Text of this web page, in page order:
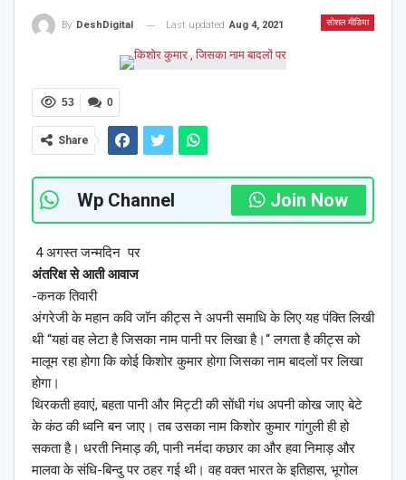
सोशल मीडिया
By DeshDigital Last updated Aug 4, 2021
0
53
Share
Wp Channel Join Now
4 अगस्त जन्मदिन पर
अंतरिक्ष से आती आवाज
-कनक तिवारी
अंगरेजी के महान कवि जाॅन कीट्स ने अपनी समाधि के लिए यह पंक्ति लिखी
थी ‘‘यहां वह लेटा है जिसका नाम पानी पर लिखा है।‘‘ लगता है कीट्स को
मालूम रहा होगा कि कोई किशोर कुमार होगा जिसका नाम बादलों पर लिखा
होगा।
थिरकती हवाएं, बहता पानी और मिट्टी की सोंधी गंध अपनी कोख जाए बेटे
के कंठ की ध्वनि बन जाए। तब उसका नाम किशोर कुमार गांगुली ही हो
सकता है। धरती निमाड़ की, पानी नर्मदा कछार का और हवा निमाड़ और
मालवा के संधि-बिन्दु पर ठहर गई थी। वह वक्त भारत के इतिहास, भूगोल